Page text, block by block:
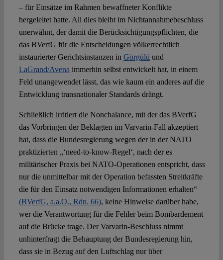
– für Einsätze im Rahmen bewaffneter Konflikte
hergeleitet hatte. All dies bleibt im Nichtannahmebeschluss
unerwähnt, der damit die Berücksichtigungspflichten, die
das BVerfG für die Entscheidungen völkerrechtlich
instaurierter Gerichtsinstanzen in Görgülü und
LaGrand/Avena immerhin selbst entwickelt hat, in einem
Feld unangewendet lässt, das wie kaum ein anderes auf die
Entwicklung transnationaler Standards drängt.
Schließlich irritiert die Nonchalance, mit der das BVerfG
das Vorbringen der Beklagten im Varvarin-Fall akzeptiert
hat, dass die Bundesregierung wegen der in der NATO
praktizierten „‘need-to-know-Regel‘, nach der es
militärischer Praxis bei NATO-Operationen entspricht, dass
nur die unmittelbar mit der Operation befassten Streitkräfte
die für den Einsatz notwendigen Informationen erhalten“
(BVerfG, a.a.O., Rdn. 66), keine Hinweise darüber habe,
wer die Verantwortung für die Fehler beim Bombardement
auf die Brücke trage. Der Varvarin-Beschluss nimmt
unhinterfragt die Behauptung der Bundesregierung hin,
dass sie in Bezug auf den Luftschlag nur über